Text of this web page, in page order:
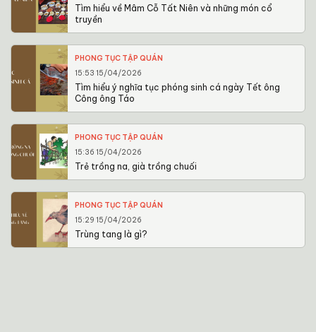
Tìm hiểu về Mâm Cỗ Tất Niên và những món cổ
truyền
PHONG TỤC TẬP QUÁN
15:53 15/04/2026
Tìm hiểu ý nghĩa tục phóng sinh cá ngày Tết ông
Công ông Táo
PHONG TỤC TẬP QUÁN
15:36 15/04/2026
Trẻ trồng na, già trồng chuối
PHONG TỤC TẬP QUÁN
15:29 15/04/2026
Trùng tang là gì?